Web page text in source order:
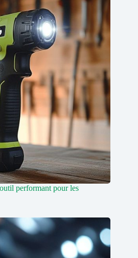
performant pour les